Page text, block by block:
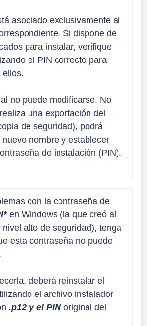
asociado exclusivamente al
Si dispone de
para instalar, verifique
el PIN correcto para
ellos.
no puede modificarse. No
una exportación del
de seguridad), podrá
nombre y establecer
en Windows (la que creó al
nivel alto de seguridad), tenga
esta contraseña no puede
deberá reinstalar el
el archivo instalador
.p12 y el PIN original del